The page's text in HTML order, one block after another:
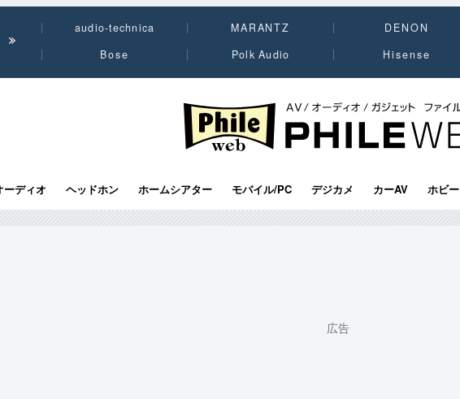
audio-technica MARANTZ DENON
Bose
Polk Audio Hisense
PHILE WEB｜AV/オーディオ/ガジェット
ーディオ ヘッドホン ホームシアター モバイル/PC デジカメ カーAV ホビー